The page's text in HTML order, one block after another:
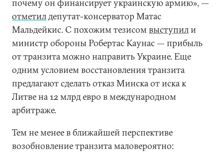
почему он финансирует украинскую армию», —
отметилдепутат-консерватор Матас
Мальдейкис. С похожим тезисом выступили
министр обороны Робертас Каунас — прибыль
от транзита можно направить Украине. Еще
одним условием восстановления транзита
предлагают сделать отказ Минска от иска к
Литве на 12 млрд евро в международном
арбитраже.
Тем не менее в ближайшей перспективе
возобновление транзита маловероятно: